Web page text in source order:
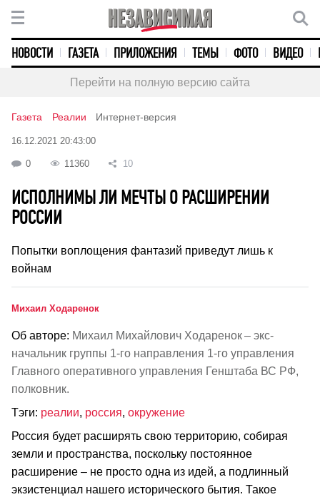
НОВОСТИ ГАЗЕТА ПРИЛОЖЕНИЯ ТЕМЫ ФОТО ВИДЕО
Перейти на полную версию сайта
Газета Реалии Интернет-версия
16.12.2021 20:43:00
0 11360 10
ИСПОЛНИМЫ ЛИ МЕЧТЫ О РАСШИРЕНИИ
РОССИИ
Попытки воплощения фантазий приведут лишь к
войнам
Михаил Ходаренок
Об авторе: Михаил Михайлович Ходаренок – экс-
начальник группы 1-го направления 1-го управления
Главного оперативного управления Генштаба ВС РФ,
полковник.
Тэги: реалии, россия, окружение
Россия будет расширять свою территорию, собирая
земли и пространства, поскольку постоянное
расширение – не просто одна из идей, а подлинный
экзистенциал нашего исторического бытия. Такое